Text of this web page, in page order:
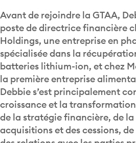
Avant de rejoindre la GTAA,
poste de directrice financière
Holdings, une entreprise en
spécialisée dans la
batteries lithium-ion, et chez
la première entreprise
Debbie s’est principalement
croissance et la
de la stratégie financière, de la
acquisitions et des cessions,